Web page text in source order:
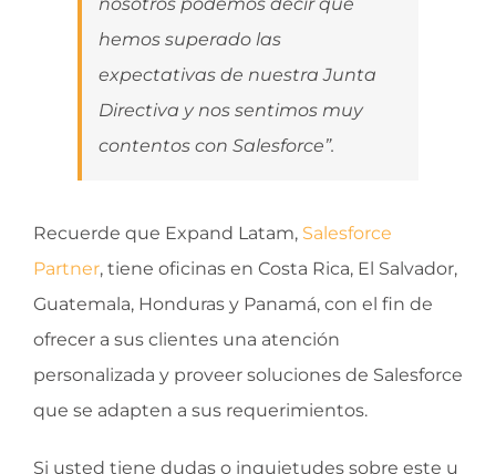
hemos superado las
expectativas de nuestra Junta
Directiva y nos sentimos muy
contentos con Salesforce”.
Recuerde que Expand Latam, Salesforce
Partner, tiene oficinas en Costa Rica, El Salvador,
Guatemala, Honduras y Panamá, con el fin de
ofrecer a sus clientes una atención
personalizada y proveer soluciones de Salesforce
que se adapten a sus requerimientos.
Si usted tiene dudas o inquietudes sobre este u